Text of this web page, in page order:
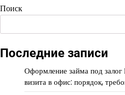
Поиск
Последние записи
Оформление займа под
визита в офис: порядок,